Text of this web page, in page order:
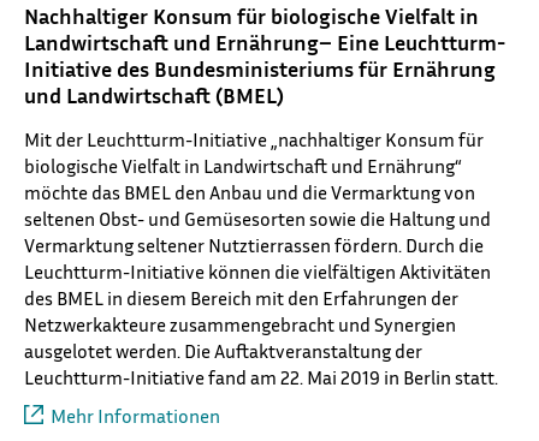
Nachhaltiger Konsum für biologische Vielfalt in
Landwirtschaft und Ernährung– Eine Leuchtturm-
Initiative des Bundesministeriums für Ernährung
und Landwirtschaft (BMEL)
Mit der Leuchtturm-Initiative „nachhaltiger Konsum für
biologische Vielfalt in Landwirtschaft und Ernährung“
möchte das BMEL den Anbau und die Vermarktung von
seltenen Obst- und Gemüsesorten sowie die Haltung und
Vermarktung seltener Nutztierrassen fördern. Durch die
Leuchtturm-Initiative können die vielfältigen Aktivitäten
des BMEL in diesem Bereich mit den Erfahrungen der
Netzwerkakteure zusammengebracht und Synergien
ausgelotet werden. Die Auftaktveranstaltung der
Leuchtturm-Initiative fand am 22. Mai 2019 in Berlin statt.
Mehr Informationen